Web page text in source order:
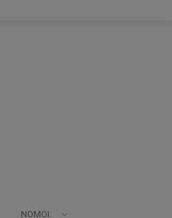
ΝΟΜΟΊ: